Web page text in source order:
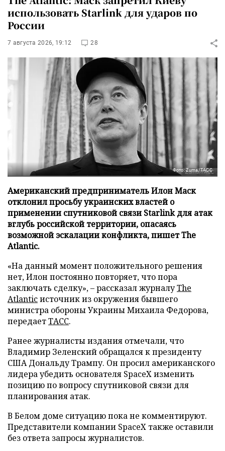
использовать Starlink для ударов по
России
7 августа 2026, 19:12 28
Фото: Zuma/ТАСС
Американский предприниматель Илон Маск
отклонил просьбу украинских властей о
применении спутниковой связи Starlink для атак
вглубь российской территории, опасаясь
возможной эскалации конфликта, пишет The
Atlantic.
«На данный момент положительного решения
нет, Илон постоянно повторяет, что пора
заключать сделку», – рассказал журналуThe
Atlanticисточник из окружения бывшего
министра обороны Украины Михаила Федорова,
передаетТАСС.
Ранее журналисты издания отмечали, что
Владимир Зеленский обращался к президенту
США Дональду Трампу. Он просил американского
лидера убедить основателя SpaceX изменить
позицию по вопросу спутниковой связи для
планирования атак.
В Белом доме ситуацию пока не комментируют.
Представители компании SpaceX также оставили
без ответа запросы журналистов.